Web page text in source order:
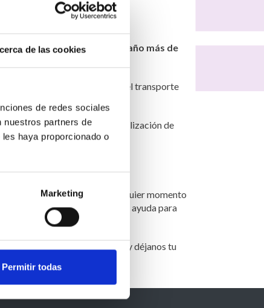
de las cookies
de redes sociales
nuestros partners de
haya proporcionado o
Marketing
Permitir todas
la ley, te ofrecemos un año más de
en el albarán de entrega del transporte
producido por una mala utilización de
cual puedes resolver en cualquier momento
con nosotros
si necesitas ayuda para
y déjanos tu